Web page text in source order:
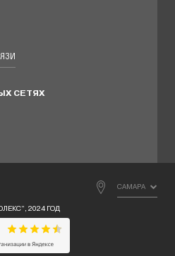
СЕТЯХ
САМАРА
2024 ГОД